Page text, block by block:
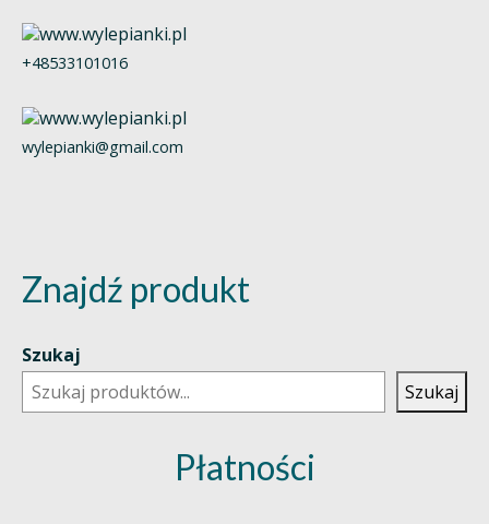
+48533101016
wylepianki@gmail.com
Znajdź produkt
Szukaj
Szukaj
Płatności